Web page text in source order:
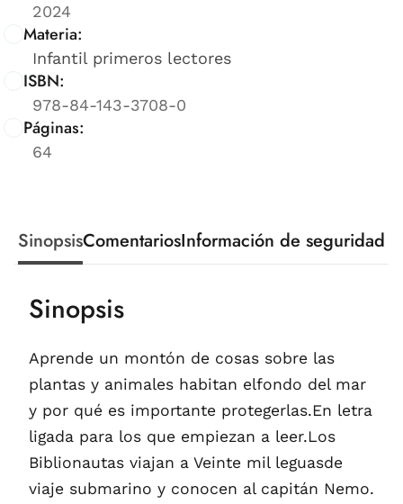
2024
Materia:
Infantil primeros lectores
ISBN:
978-84-143-3708-0
Páginas:
64
SinopsisComentariosInformación de seguridad
Sinopsis
Aprende un montón de cosas sobre las
plantas y animales habitan elfondo del mar
y por qué es importante protegerlas.En letra
ligada para los que empiezan a leer.Los
Biblionautas viajan a Veinte mil leguasde
viaje submarino y conocen al capitán Nemo.